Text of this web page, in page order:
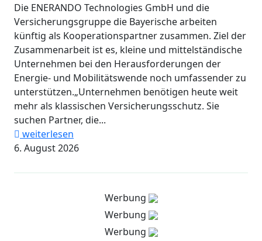
Die ENERANDO Technologies GmbH und die
Versicherungsgruppe die Bayerische arbeiten
künftig als Kooperationspartner zusammen. Ziel der
Zusammenarbeit ist es, kleine und mittelständische
Unternehmen bei den Herausforderungen der
Energie- und Mobilitätswende noch umfassender zu
unterstützen.„Unternehmen benötigen heute weit
mehr als klassischen Versicherungsschutz. Sie
suchen Partner, die...
weiterlesen
6. August 2026
Werbung
Werbung
Werbung